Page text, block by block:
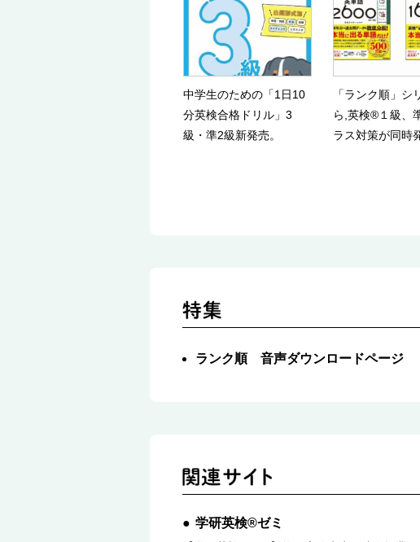
中学生のための「1日10
分英検合格ドリル」3
級・準2級新発売。
「ランク順」シ
ら,英検®１級、
ラス対策が同時
ランク順 音声ダウンロードページ
学研英検®ゼミ